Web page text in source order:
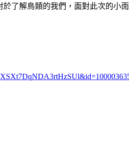
了解鳥類的我們，面對此次的小